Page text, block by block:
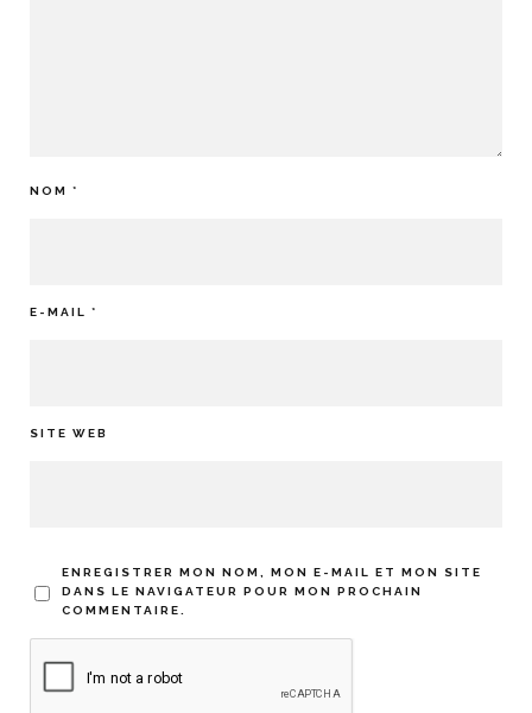
NOM *
E-MAIL *
SITE WEB
ENREGISTRER MON NOM, MON E-MAIL ET MON SITE
DANS LE NAVIGATEUR POUR MON PROCHAIN
COMMENTAIRE.